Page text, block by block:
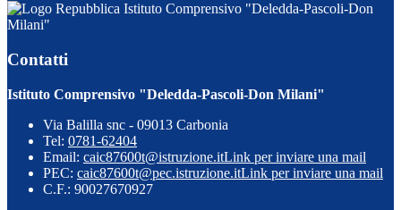
Istituto Comprensivo "Deledda-Pascoli-Don
Milani"
Contatti
Istituto Comprensivo "Deledda-Pascoli-Don Milani"
Via Balilla snc - 09013 Carbonia
Tel: 0781-62404
Email: caic87600t@istruzione.itLink per inviare una mail
PEC: caic87600t@pec.istruzione.itLink per inviare una mail
C.F.: 90027670927